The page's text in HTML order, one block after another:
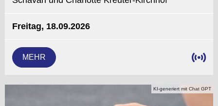
Freitag, 18.09.2026
MEHR
KI-generiert mit Chat GPT